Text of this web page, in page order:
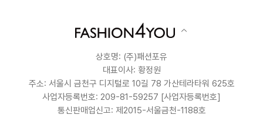
상호명: (주)패션포유
대표이사: 황정원
주소: 서울시 금천구 디지털로 10길 78 가산테라타워 625호
사업자등록번호: 209-81-59257 [사업자등록번호]
통신판매업신고: 제2015-서울금천-1188호